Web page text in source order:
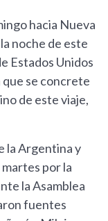
hacia Nueva
noche de este
Estados Unidos
se concrete
de este viaje,
la Argentina y
por la
la Asamblea
fuentes